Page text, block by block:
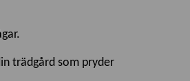
trädgård som pryder